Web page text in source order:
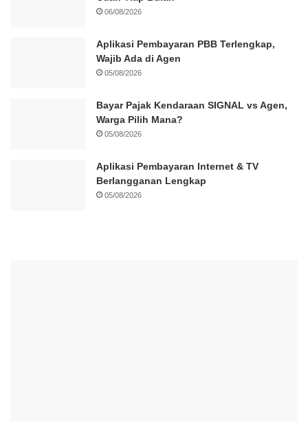
06/08/2026
Aplikasi Pembayaran PBB Terlengkap,
Wajib Ada di Agen
05/08/2026
Bayar Pajak Kendaraan SIGNAL vs Agen,
Warga Pilih Mana?
05/08/2026
Aplikasi Pembayaran Internet & TV
Berlangganan Lengkap
05/08/2026